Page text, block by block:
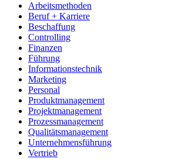
Arbeitsmethoden
Beruf + Karriere
Beschaffung
Controlling
Finanzen
Führung
Informationstechnik
Marketing
Personal
Produktmanagement
Projektmanagement
Prozessmanagement
Qualitätsmanagement
Unternehmensführung
Vertrieb